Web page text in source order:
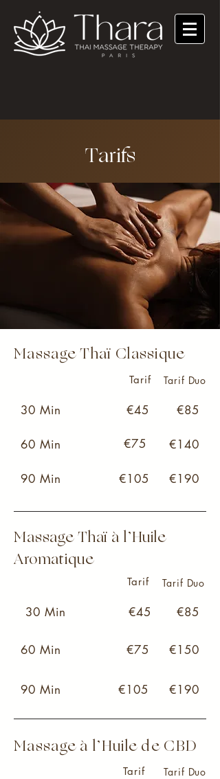
Tarifs
Massage Thaï Classique
Tarif Tarif Duo
30 Min €45 €85
60 Min €75 €140
90 Min €105 €190
Massage Thaï à l’Huile
Aromatique
Tarif Tarif Duo
30 Min €45 €85
60 Min €75 €150
90 Min €105 €190
Massage à l’Huile de CBD
Tarif Tarif Duo